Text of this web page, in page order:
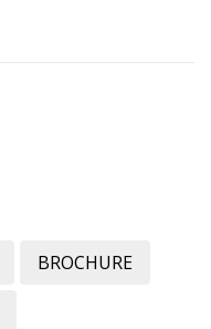
BROCHURE